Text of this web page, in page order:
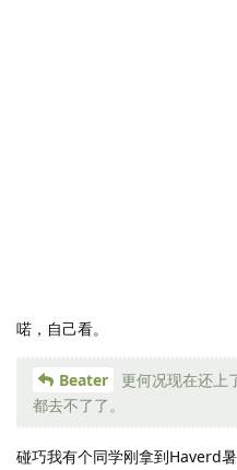
喏，自己看。
Beater
更何况现在还上
都去不了了。
碰巧我有个同学刚拿到Haverd